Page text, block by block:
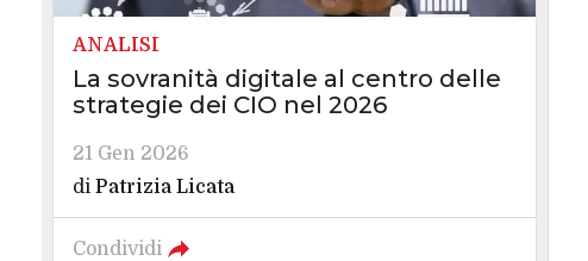
ANALISI
La sovranità digitale al centro delle
strategie dei CIO nel 2026
21 Gen 2026
di Patrizia Licata
Condividi